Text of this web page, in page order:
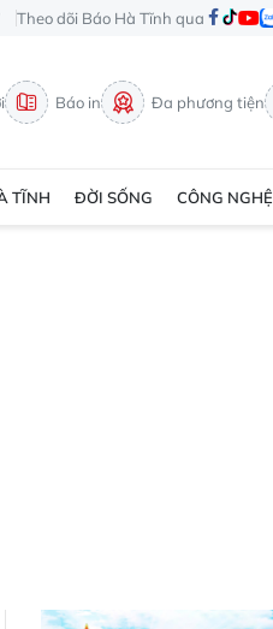
Theo dõi Báo Hà Tĩnh qua
Báo in Đa phương tiện
TĨNH ĐỜI SỐNG CÔNG NGHỆ